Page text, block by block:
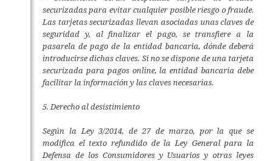
securizadas para evitar cualquier posible riesgo o fraude.
Las tarjetas securizadas llevan asociadas unas claves de
seguridad y, al finalizar el pago, se transfiere a la
pasarela de pago de la entidad bancaria, dónde deberá
introducirse dichas claves. Si no se dispone de una tarjeta
securizada para pagos online, la entidad bancaria debe
facilitar la información y las claves necesarias.
5. Derecho al desistimiento
Según la Ley 3/2014, de 27 de marzo, por la que se
modifica el texto refundido de la Ley General para la
Defensa de los Consumidores y Usuarios y otras leyes